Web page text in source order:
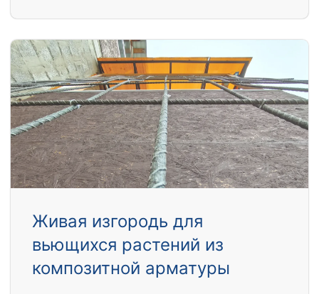
Живая изгородь для
вьющихся растений из
композитной арматуры